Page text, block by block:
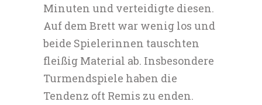
Minuten und verteidigte diesen.
Auf dem Brett war wenig los und
beide Spielerinnen tauschten
fleißig Material ab. Insbesondere
Turmendspiele haben die
Tendenz oft Remis zu enden.